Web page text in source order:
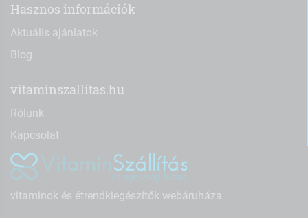
Hasznos információk
Aktuális ajánlatok
Blog
vitaminszallitas.hu
Rólunk
Kapcsolat
vitaminok és étrendkiegészítők webáruháza